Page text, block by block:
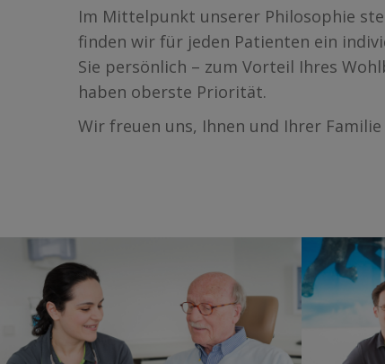
Im Mittelpunkt unserer Philosophie
finden wir für jeden Patienten ein
Sie persönlich – zum Vorteil Ihres
haben oberste Priorität.
Wir freuen uns, Ihnen und Ihrer